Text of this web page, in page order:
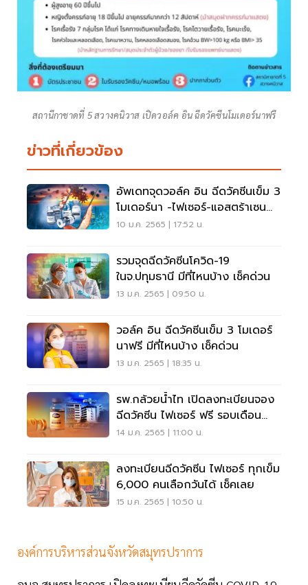
สถานีกาชาดที่ 5 สวางคนิวาส เปิดวอล์ค อิน ฉีดวัคซีนโมเดอร์นาฟรี
ข่าวที่เกี่ยวข้อง
อัพเดทจุดวอล์ค อิน ฉีดวัคซีนเข็ม 3
โมเดอร์นา -ไฟเซอร์-แอสตร้าเซน
เนก้าฟรี
10 ม.ค. 2565 | 17:52 น.
รวมจุดฉีดวัคซีนโควิด-19
ในจ.ปทุมธานี มีที่ไหนบ้าง เช็คด่วน
13 ม.ค. 2565 | 09:50 น.
วอล์ค อิน ฉีดวัคซีนเข็ม 3 โมเดอร์
นาฟรี มีที่ไหนบ้าง เช็คด่วน
13 ม.ค. 2565 | 18:35 น.
รพ.กล้วยน้ำไท เปิดลงทะเบียนจอง
ฉีดวัคซีน ไฟเซอร์ ฟรี รอบเดือน
กุมภาพันธ์
14 ม.ค. 2565 | 11:00 น.
ลงทะเบียนฉีดวัคซีน ไฟเซอร์ ทุกเข็ม
6,000 คนเลือกวันได้ เช็คเลย
15 ม.ค. 2565 | 10:50 น.
องค์การบริหารส่วนจังหวัดสมุทรปราการ